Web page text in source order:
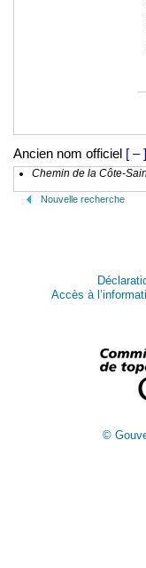
Ancien nom officiel [ – ]
Chemin de la Côte-
Nouvelle recherche
Accès à
©